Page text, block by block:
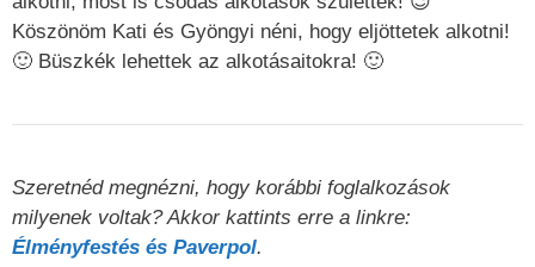
Köszönöm Kati és Gyöngyi néni, hogy eljöttetek alkotni!
🙂 Büszkék lehettek az alkotásaitokra! 🙂
Szeretnéd megnézni, hogy korábbi foglalkozások
milyenek voltak? Akkor kattints erre a linkre:
Élményfestés és Paverpol.